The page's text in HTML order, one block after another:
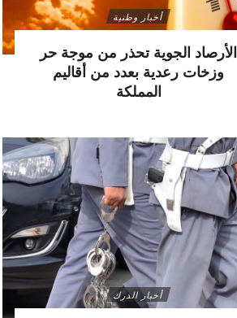
أخبار وطنية
الأرصاد الجوية تحذر من موجة حر
وزخات رعدية بعدد من أقاليم
المملكة
أخبار الدرك